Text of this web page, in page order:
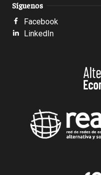
Síguenos
Facebook
LinkedIn